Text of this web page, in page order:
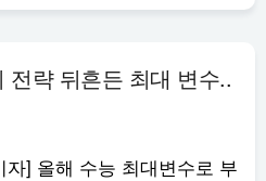
전략 뒤흔든 최대 변수..
] 올해 수능 최대변수로 부